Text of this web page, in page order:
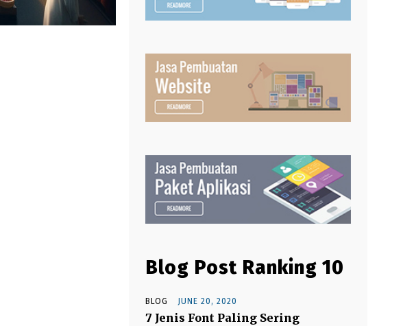
Blog Post Ranking 10
BLOG JUNE 20, 2020
7 Jenis Font Paling Sering